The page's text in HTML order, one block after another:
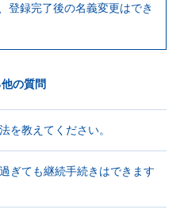
登録完了後の名義変更はでき
他の質問
を教えてください。
ぎても継続手続きはできます